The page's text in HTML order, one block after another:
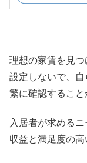
理想の家賃を見
設定しないで、
繁に確認すること
入居者が求める
収益と満足度の高